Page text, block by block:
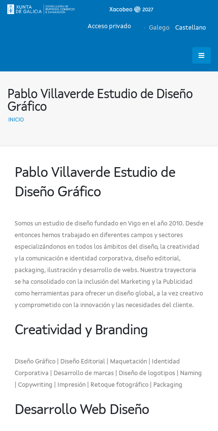
Galego Castellano
Acceso privado
Pablo Villaverde Estudio de Diseño
Gráfico
INICIO
Pablo Villaverde Estudio de
Diseño Gráfico
Somos un estudio de diseño fundado en Vigo en el año 2010. Desde
entonces hemos trabajado en diferentes campos y sectores
especializándonos en todos los ámbitos del diseño, la creatividad
y la comunicación e identidad corporativa, diseño editorial,
packaging, ilustración y desarrollo de webs. Nuestra trayectoria
se ha consolidado con la inclusión del Marketing y la Publicidad
como herramientas para ofrecer un diseño global, a la vez creativo
y comprometido con la innovación y las necesidades del cliente.
Creatividad y Branding
Diseño Gráfico | Diseño Editorial | Maquetación | Identidad
Corporativa | Desarrollo de marcas | Diseño de logotipos | Naming
| Copywriting | Impresión | Retoque fotográfico | Packaging
Desarrollo Web Diseño